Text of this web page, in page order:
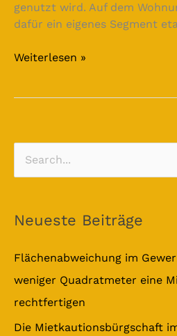
genutzt wird. Auf dem
dafür ein eigenes Segment
Weiterlesen »
h
e
n
Neueste Beiträge
Flächenabweichung im
weniger Quadratmeter eine
rechtfertigen
Die Mietkautionsbürgschaft